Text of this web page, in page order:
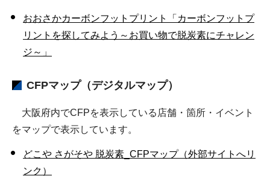
おおさかカーボンフットプリント「カーボンフットプ
リントを探してみよう～お買い物で脱炭素にチャレン
ジ～」
CFPマップ（デジタルマップ）
大阪府内でCFPを表示している店舗・箇所・イベント
をマップで表示しています。
どこや さがそや 脱炭素_CFPマップ（外部サイトへリ
ンク）